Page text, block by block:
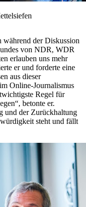
während der Diskussion
von NDR, WDR
erlauben uns mehr
er und forderte eine
aus dieser
Online-Journalismus
Regel für
betonte er.
und der Zurückhaltung
steht und fällt